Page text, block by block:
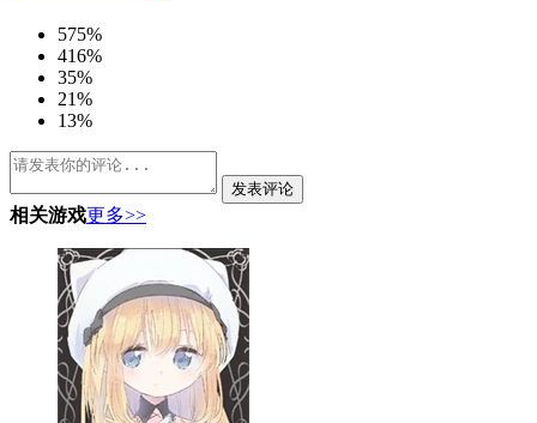
575%
416%
35%
21%
13%
发表评论
相关游戏更多>>